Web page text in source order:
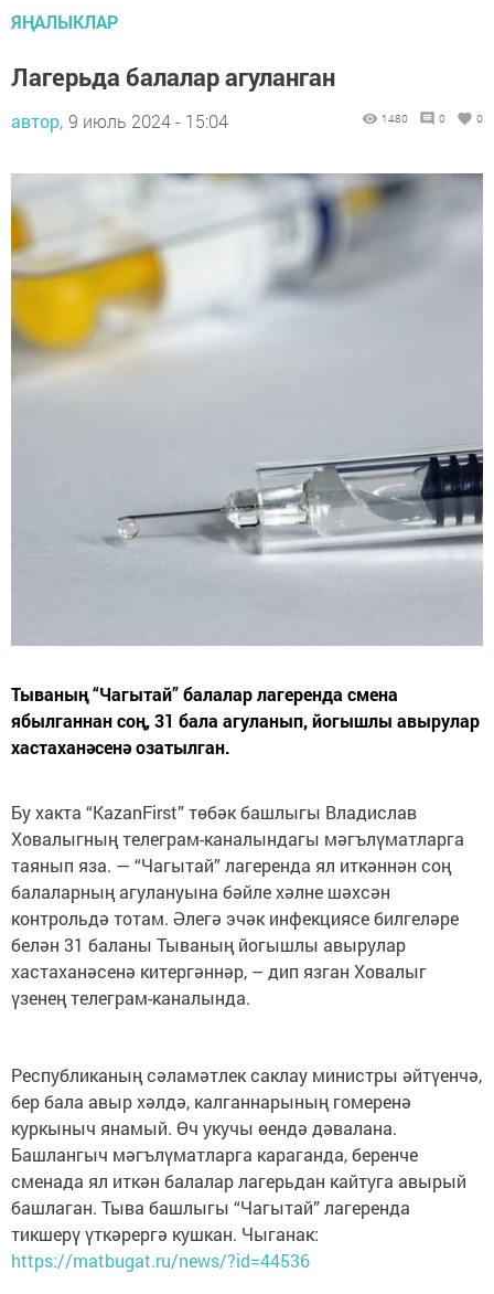
ЯҢАЛЫКЛАР
Лагерьда балалар агуланган
автор, 9 июль 2024 - 15:04 1480 0 0
Тываның “Чагытай” балалар лагеренда смена
ябылганнан соң, 31 бала агуланып, йогышлы авырулар
хастаханәсенә озатылган.
Бу хакта “KazanFirst” төбәк башлыгы Владислав
Ховалыгның телеграм-каналындагы мәгълүматларга
таянып яза. — “Чагытай” лагеренда ял иткәннән соң
балаларның агулануына бәйле хәлне шәхсән
контрольдә тотам. Әлегә эчәк инфекциясе билгеләре
белән 31 баланы Тываның йогышлы авырулар
хастаханәсенә китергәннәр, – дип язган Ховалыг
үзенең телеграм-каналында.
Республиканың сәламәтлек саклау министры әйтүенчә,
бер бала авыр хәлдә, калганнарының гомеренә
куркыныч янамый. Өч укучы өендә дәвалана.
Башлангыч мәгълүматларга караганда, беренче
сменада ял иткән балалар лагерьдан кайтуга авырый
башлаган. Тыва башлыгы “Чагытай” лагеренда
тикшерү үткәрергә кушкан. Чыганак:
https://matbugat.ru/news/?id=44536